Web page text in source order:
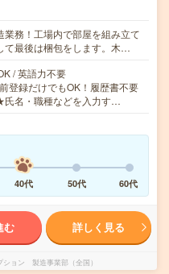
業務！工場内で部屋を組み立て
て最後は梱包をします。木…
/ 英語力不要
登録だけでもOK！履歴書不要
名・職種などを入力す…
40代 50代 60代
む 詳しく見る
ョン 製造事業部（全国）